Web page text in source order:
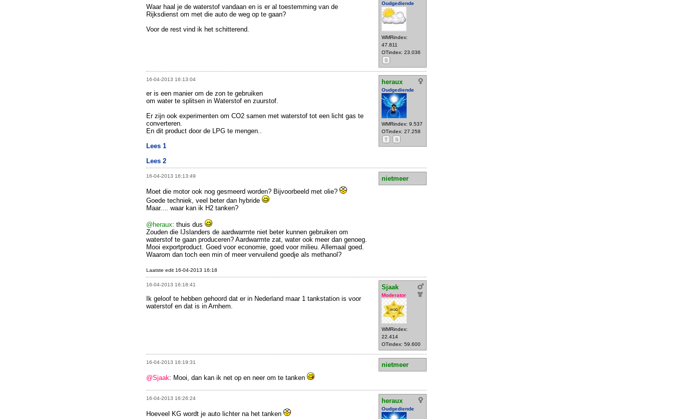
Oudgediende
WMRindex:
47.811
OTindex: 23.036
S
Waar haal je de waterstof vandaan en is er al toestemming van de
Rijksdienst om met die auto de weg op te gaan?
Voor de rest vind ik het schitterend.
16-04-2013 16:13:04 heraux
Oudgediende
WMRindex: 9.537
OTindex: 27.258
T
S
er is een manier om de zon te gebruiken
om water te splitsen in Waterstof en zuurstof.
Er zijn ook experimenten om CO2 samen met waterstof tot een licht gas te
converteren.
En dit product door de LPG te mengen..
Lees 1
Lees 2
16-04-2013 16:13:49
nietmeer
Moet die motor ook nog gesmeerd worden? Bijvoorbeeld met olie?
Goede techniek, veel beter dan hybride
Maar.... waar kan ik H2 tanken?
@heraux: thuis dus
Zouden die IJslanders de aardwarmte niet beter kunnen gebruiken om
waterstof te gaan produceren? Aardwarmte zat, water ook meer dan genoeg.
Mooi exportproduct. Goed voor economie, goed voor milieu. Allemaal goed.
Waarom dan toch een min of meer vervuilend goedje als methanol?
Laatste edit 16-04-2013 16:18
16-04-2013 16:18:41 Sjaak
Moderator
WMRindex:
22.414
OTindex: 59.600
Ik geloof te hebben gehoord dat er in Nederland maar 1 tankstation is voor
waterstof en dat is in Arnhem.
16-04-2013 16:19:31
nietmeer
@Sjaak: Mooi, dan kan ik net op en neer om te tanken
16-04-2013 16:26:24 heraux
Oudgediende
Hoeveel KG wordt je auto lichter na het tanken